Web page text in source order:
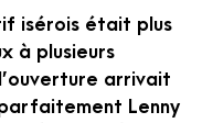
isérois était plus
à plusieurs
arrivait
Lenny